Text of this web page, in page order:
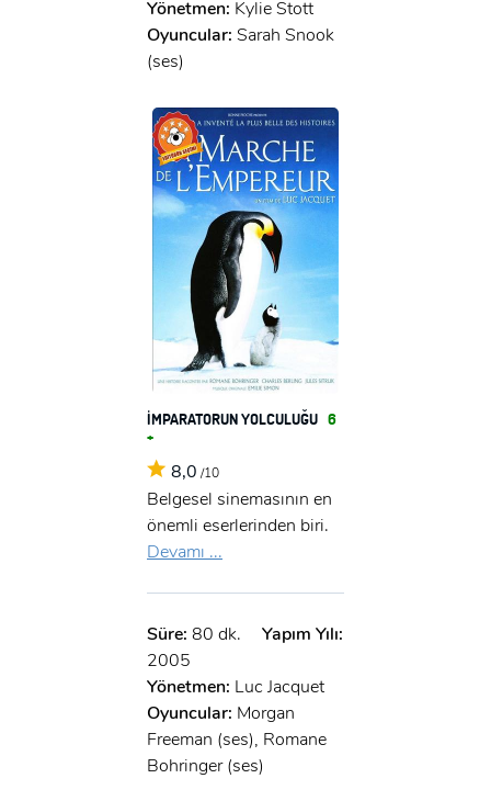
Yönetmen: Kylie Stott
Oyuncular: Sarah Snook
(ses)
İMPARATORUN YOLCULUĞU 6
+
8,0 /10
Belgesel sinemasının en
önemli eserlerinden biri.
Devamı ...
Süre: 80 dk.
Yapım Yılı:
2005
Yönetmen: Luc Jacquet
Oyuncular: Morgan
Freeman (ses), Romane
Bohringer (ses)